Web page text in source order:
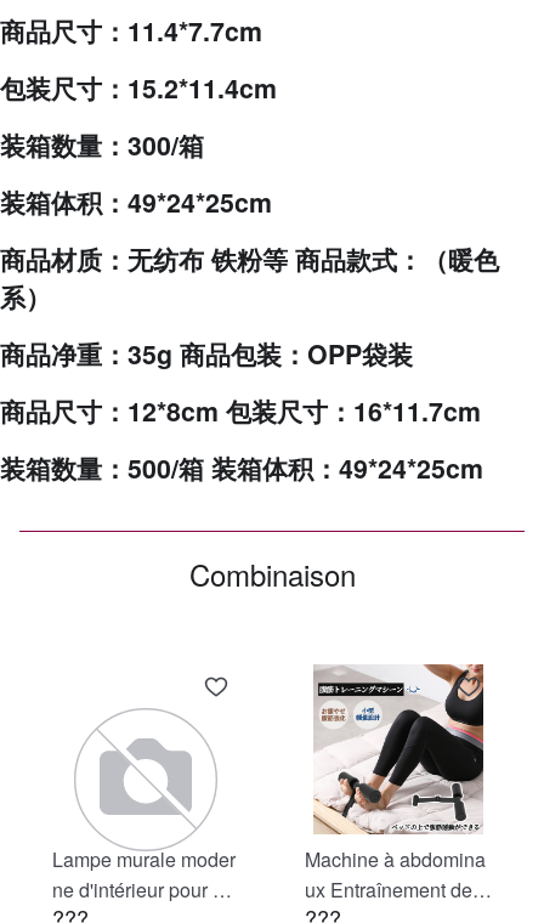
商品尺寸：11.4*7.7cm
包装尺寸：15.2*11.4cm
装箱数量：300/箱
装箱体积：49*24*25cm
商品材质：无纺布 铁粉等 商品款式：（暖色
系）
商品净重：35g 商品包装：OPP袋装
商品尺寸：12*8cm 包装尺寸：16*11.7cm
装箱数量：500/箱 装箱体积：49*24*25cm
Combinaison
Lampe murale moder
ne d'intérieur pour ch
Machine à abdomina
ux Entraînement des